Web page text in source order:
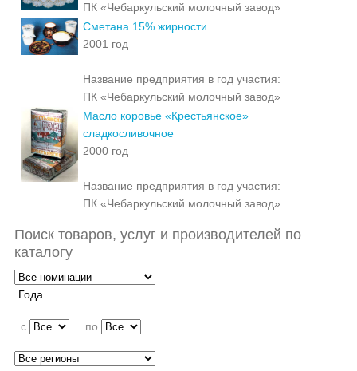
ПК «Чебаркульский молочный завод»
Сметана 15% жирности
2001 год
Название предприятия в год участия:
ПК «Чебаркульский молочный завод»
Масло коровье «Крестьянское»
сладкосливочное
2000 год
Название предприятия в год участия:
ПК «Чебаркульский молочный завод»
Поиск товаров, услуг и производителей по
каталогу
Года
c по